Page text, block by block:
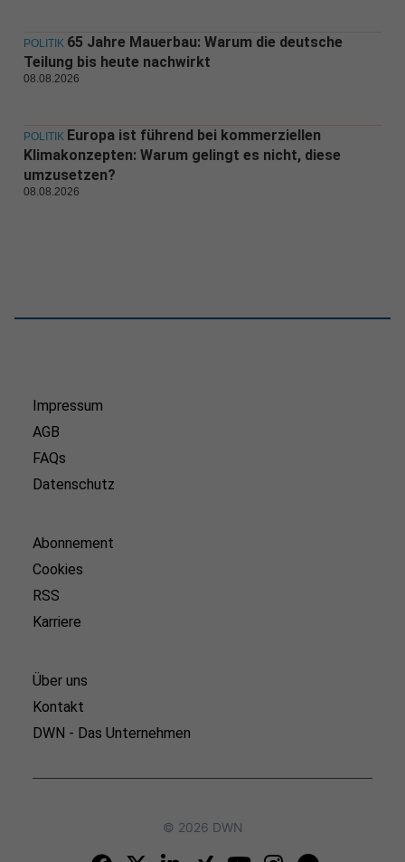
POLITIK 65 Jahre Mauerbau: Warum die deutsche
Teilung bis heute nachwirkt
08.08.2026
POLITIK Europa ist führend bei kommerziellen
Klimakonzepten: Warum gelingt es nicht, diese
umzusetzen?
08.08.2026
Impressum
AGB
FAQs
Datenschutz
Abonnement
Cookies
RSS
Karriere
Über uns
Kontakt
DWN - Das Unternehmen
© 2026 DWN